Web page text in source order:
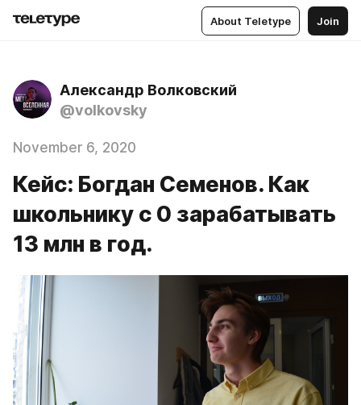
About Teletype Join
Александр Волковский
@volkovsky
November 6, 2020
Кейс: Богдан Семенов. Как
школьнику с 0 зарабатывать
13 млн в год.